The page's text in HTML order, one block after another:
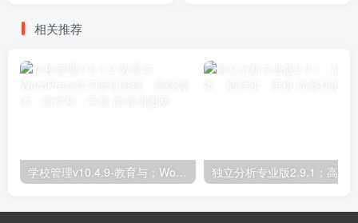
相关推荐
学校管理v10.4.9-教育与；WordPress学习管理系统；高级脚本、插件和；手机